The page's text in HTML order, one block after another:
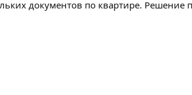
документов по квартире. Решение